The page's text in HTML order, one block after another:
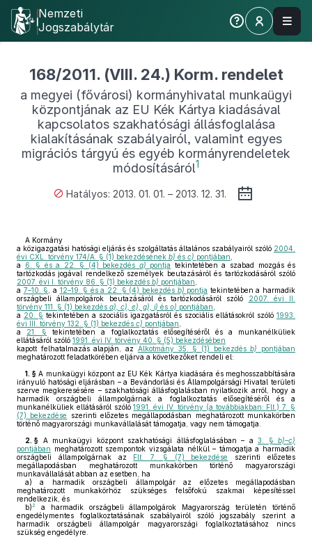
Nemzeti
Jogszabálytár
168/2011. (VIII. 24.) Korm. rendelet
a megyei (fővárosi) kormányhivatal munkaügyi
központjának az EU Kék Kártya kiadásával
kapcsolatos szakhatósági állásfoglalása
kialakításának szabályairól, valamint egyes
migrációs tárgyú és egyéb kormányrendeletek
módosításáról1
Hatályos: 2013. 01. 01. – 2013. 12. 31.
A Kormány
a közigazgatási hatósági eljárás és szolgáltatás általános szabályairól szóló 2004.
évi CXL. törvény 174/A. § (1) bekezdésének b) és c) pontjában
a
6. § és a 22. § (4) bekezdés a) pontja tekintetében a szabad mozgás és
tartózkodás jogával rendelkező személyek beutazásáról és tartózkodásáról szóló
2007. évi I. törvény 86. § (1) bekezdés b) pontjában
a 7–10. § , a 12–19. § és a 22. § (4) bekezdés b) pontja tekintetében a harmadik
országbeli állampolgárok beutazásáról és tartózkodásáról szóló
2007. évi II.
törvény 111. § (1) bekezdés a), c), e), g), i) és o) pontjában
a 20. § tekintetében a szociális igazgatásról és szociális ellátásokról szóló 1993.
évi III. törvény 132. § (1) bekezdés c) pontjában
a 21. §
tekintetében a foglalkoztatás elősegítéséről és a munkanélküliek
ellátásáról szóló 1991. évi IV. törvény 40. § (5) bekezdésében
kapott felhatalmazás alapján, az Alkotmány 35. § (1) bekezdésb)
pontjában
meghatározott feladatkörében eljárva a következőket rendeli el:
1. § A munkaügyi központ az EU Kék Kártya kiadására és meghosszabbítására
irányuló hatósági eljárásban – a Bevándorlási és Állampolgársági Hivatal területi
szerve megkeresésére – szakhatósági állásfoglalásban nyilatkozik arról, hogy a
harmadik országbeli állampolgárnak a foglalkoztatás elősegítéséről és a
munkanélküliek ellátásáról szóló1991. évi IV. törvény (a továbbiakban: Flt.) 7. §
(7) bekezdése
szerinti előzetes megállapodásban meghatározott munkakörben
történő magyarországi munkavállalását támogatja, vagy nem támogatja.
2. § A munkaügyi központ szakhatósági állásfoglalásában – a 3. § b)–c)
pontjában meghatározott szempontok vizsgálata nélkül – támogatja a harmadik
országbeli állampolgárnak az Flt. 7. § (7) bekezdése
szerinti előzetes
megállapodásban meghatározott munkakörben történő magyarországi
munkavállalását abban az esetben, ha
a) a harmadik országbeli állampolgár az előzetes megállapodásban
meghatározott munkakörhöz szükséges felsőfokú szakmai képesítéssel
rendelkezik, és
b)2
a harmadik országbeli állampolgárok Magyarország területén történő
engedélymentes foglalkoztatásának szabályairól szóló jogszabály szerint a
harmadik országbeli állampolgár magyarországi foglalkoztatásához nincs
szükség engedélyre.